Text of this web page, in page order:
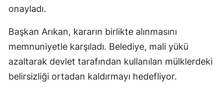
onayladı.
Başkan Arıkan, kararın birlikte alınmasını
memnuniyetle karşıladı. Belediye, mali yükü
azaltarak devlet tarafından kullanılan mülklerdeki
belirsizliği ortadan kaldırmayı hedefliyor.